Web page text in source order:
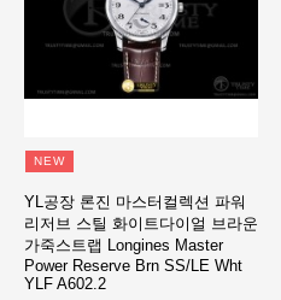
NEW
YL공장 론진 마스터컬렉션 파워
리저브 스틸 화이트다이얼 브라운
가죽스트랩 Longines Master
Power Reserve Brn SS/LE Wht
YLF A602.2